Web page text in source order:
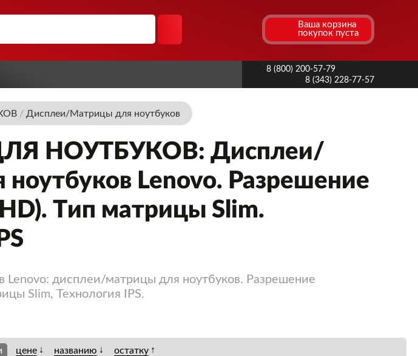
Ваша корзина
покупок пуста
8 (800) 200-57-79
8 (343) 228-77-57
/ Дисплеи/Матрицы для ноутбуков
НОУТБУКОВ: Дисплеи/
Lenovo. Разрешение
Тип матрицы Slim.
Lenovo: дисплеи/матрицы для ноутбуков. Разрешение
Slim, Технология IPS.
цене ↓ названию ↓ остатку ↑